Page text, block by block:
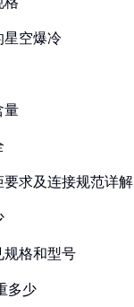
星空爆冷
量
求及连接规范详解
规格和型号
多少